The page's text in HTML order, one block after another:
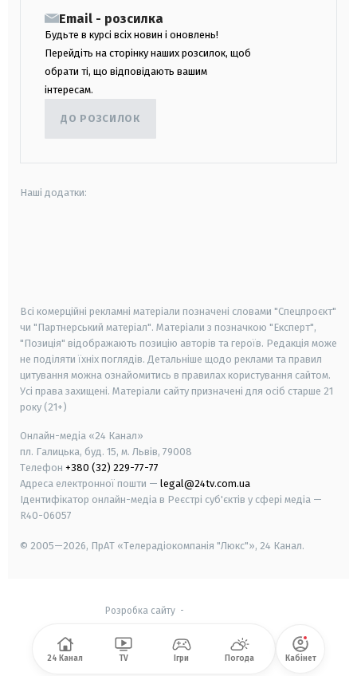
Email - розсилка
Будьте в курсі всіх новин і оновлень!
Перейдіть на сторінку наших розсилок, щоб
обрати ті, що відповідають вашим
інтересам.
ДО РОЗСИЛОК
Наші додатки:
Всі комерційні рекламні матеріали позначені словами "Спецпроєкт"
чи "Партнерський матеріал". Матеріали з позначкою "Експерт",
"Позиція" відображають позицію авторів та героїв. Редакція може
не поділяти їхніх поглядів. Детальніше щодо реклами та правил
цитування можна ознайомитись в правилах користування сайтом.
Усі права захищені. Матеріали сайту призначені для осіб старше 21
року (21+)
Онлайн-медіа «24 Канал»
пл. Галицька, буд. 15, м. Львів, 79008
Телефон +380 (32) 229-77-77
Адреса електронної пошти — legal@24tv.com.ua
Ідентифікатор онлайн-медіа в Реєстрі суб'єктів у сфері медіа —
R40-06057
© 2005—2026, ПрАТ «Телерадіокомпанія "Люкс"», 24 Канал.
Розробка сайту-
24 Канал TV Ігри Погода Кабінет